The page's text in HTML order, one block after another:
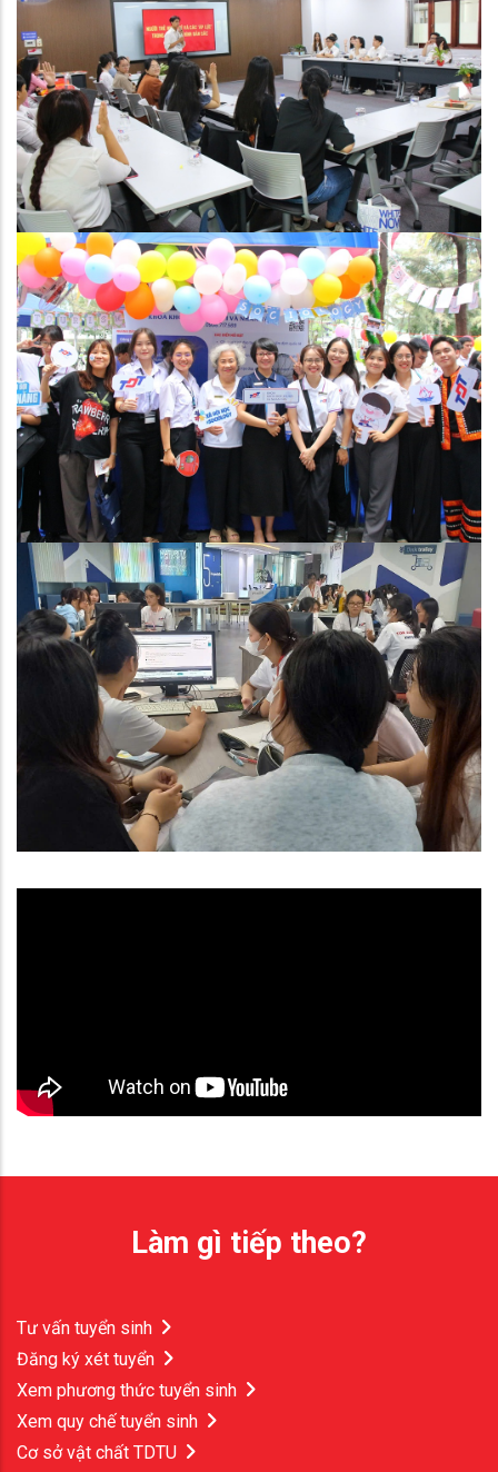
Làm gì tiếp theo?
Tư vấn tuyển sinh
Đăng ký xét tuyển
Xem phương thức tuyển sinh
Xem quy chế tuyển sinh
Cơ sở vật chất TDTU